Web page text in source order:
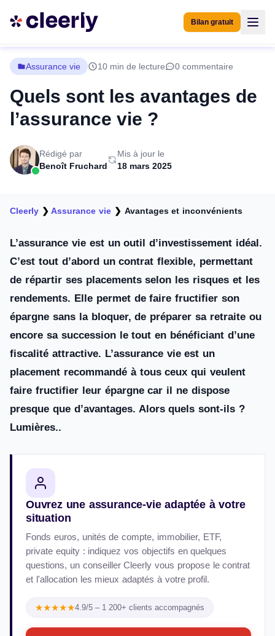
Bilan gratuit
Assurance vie 10 min de lecture 0 commentaire
Quels sont les avantages de
l’assurance vie ?
Rédigé par
Benoît Fruchard
Mis à jour le
18 mars 2025
Cleerly ❯Assurance vie ❯ Avantages et inconvénients
L’assurance vie est un outil d’investissement idéal.
C’est tout d’abord un contrat flexible, permettant
de répartir ses placements selon les risques et les
rendements. Elle permet de faire fructifier son
épargne sans la bloquer, de préparer sa retraite ou
encore sa succession le tout en bénéficiant d’une
fiscalité attractive. L’assurance vie est un
placement recommandé à tous ceux qui veulent
faire fructifier leur épargne car il ne dispose
presque que d’avantages. Alors quels sont-ils ?
Lumières..
Ouvrez une assurance-vie adaptée à votre
situation
Fonds euros, unités de compte, immobilier, ETF,
private equity : indiquez vos objectifs en quelques
questions, un conseiller Cleerly vous propose le contrat
et l'allocation les mieux adaptés à votre profil.
★★★★★4.9/5 – 1 200+ clients accompagnés